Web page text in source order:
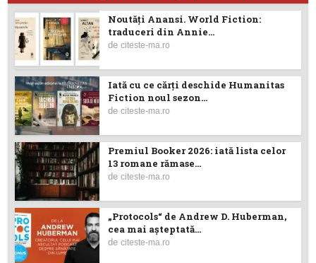
Noutăţi Anansi. World Fiction:
traduceri din Annie...
deciteste-ma.ro
Iată cu ce cărţi deschide Humanitas
Fiction noul sezon...
deciteste-ma.ro
Premiul Booker 2026: iată lista celor
13 romane rămase...
deciteste-ma.ro
„Protocols“ de Andrew D. Huberman,
cea mai așteptată...
deciteste-ma.ro